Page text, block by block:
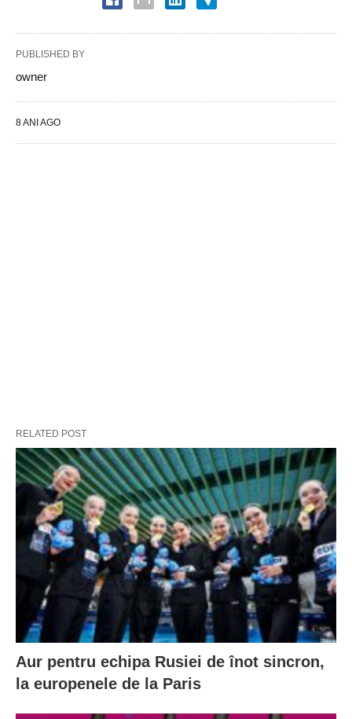
PUBLISHED BY
owner
8 ANI AGO
RELATED POST
Aur pentru echipa Rusiei de înot sincron,
la europenele de la Paris